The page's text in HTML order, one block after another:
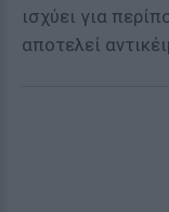
ισχύει για
αποτελεί